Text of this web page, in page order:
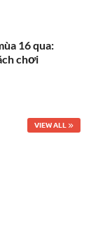
16 qua:
chơi
VIEW ALL